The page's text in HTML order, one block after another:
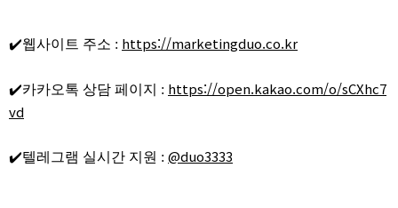
✔️웹사이트 주소 : https://marketingduo.co.kr
✔️카카오톡 상담 페이지 : https://open.kakao.com/o/sCXhc7
vd
✔️텔레그램 실시간 지원 : @duo3333